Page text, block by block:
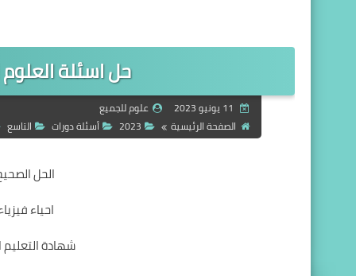
حل اسئلة العلوم للتاسع
علوم للجميع
الصفحة الرئيسية
2023 أسئلة دورات التاسع
الحل
احياء فيزياء
شهادة التعليم